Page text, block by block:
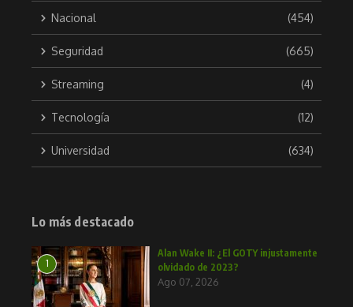
Nacional (454)
Seguridad (665)
Streaming (4)
Tecnología (12)
Universidad (634)
Lo más destacado
1
Alan Wake II: ¿El GOTY injustamente
olvidado de 2023?
Ago 07, 2026